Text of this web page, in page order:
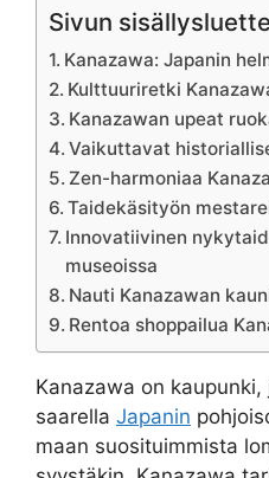
Sivun
Kanazawa: Japanin
Kulttuuriretki
Kanazawan upeat
Vaikuttavat
Zen-harmoniaa
Taidekäsityön
Innovatiivinen
museoissa
Nauti Kanazawan
Rentoa shoppailua
Kanazawa on
saarella Japanin
maan suosituimmista